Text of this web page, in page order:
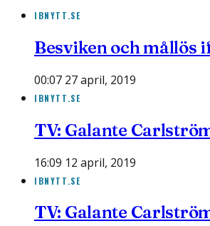
IBNYTT.SE
Besviken och mållös
00:07 27 april, 2019
IBNYTT.SE
TV: Galante
16:09 12 april, 2019
IBNYTT.SE
TV: Galante